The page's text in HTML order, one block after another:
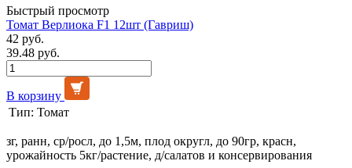
Быстрый просмотр
Томат Верлиока F1 12шт (Гавриш)
42 руб.
39.48 руб.
В корзину
Тип: Томат
зг, ранн, ср/росл, до 1,5м, плод округл, до 90гр, красн,
урожайность 5кг/растение, д/салатов и консервирования